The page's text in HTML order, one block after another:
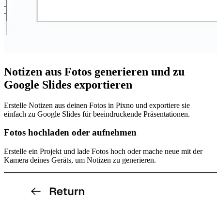
Notizen aus Fotos generieren und zu
Google Slides exportieren
Erstelle Notizen aus deinen Fotos in Pixno und exportiere sie
einfach zu Google Slides für beeindruckende Präsentationen.
Fotos hochladen oder aufnehmen
Erstelle ein Projekt und lade Fotos hoch oder mache neue mit der
Kamera deines Geräts, um Notizen zu generieren.